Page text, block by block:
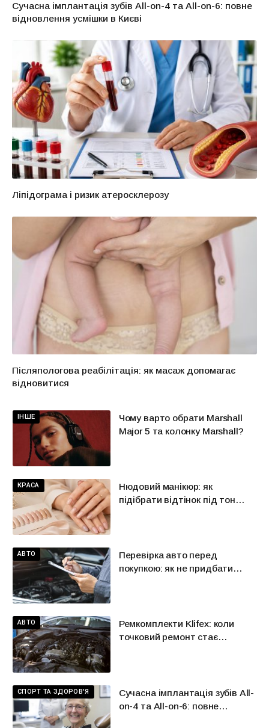
Сучасна імплантація зубів All-on-4 та All-on-6: повне
відновлення усмішки в Києві
Ліпідограма і ризик атеросклерозу
Післяпологова реабілітація: як масаж допомагає
відновитися
ІНШЕ
Чому варто обрати Marshall
Major 5 та колонку Marshall?
КРАСА
Нюдовий манікюр: як
підібрати відтінок під тон
АВТО
Перевірка авто перед
покупкою: як не придбати
АВТО
Ремкомплекти Klifex: коли
точковий ремонт стає
СПОРТ ТА ЗДОРОВ'Я
Сучасна імплантація зубів All-
on-4 та All-on-6: повне